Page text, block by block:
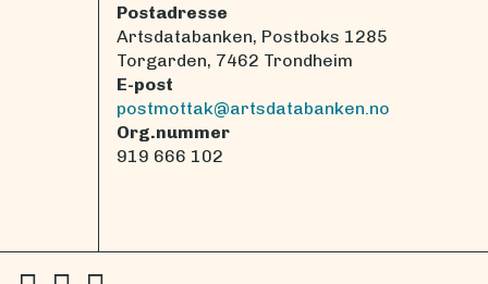
Postadresse
Artsdatabanken, Postboks 1285
Torgarden, 7462 Trondheim
E-post
postmottak@artsdatabanken.no
Org.nummer
919 666 102